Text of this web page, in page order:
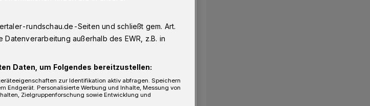
rundschau.de-Seiten und schließt gem. Art.
Datenverarbeitung außerhalb des EWR, z.B. in
Daten, um Folgendes bereitzustellen:
zur Identifikation aktiv abfragen. Speichern
Endgerät. Personalisierte Werbung und Inhalte, Messung von
Zielgruppenforschung sowie Entwicklung und